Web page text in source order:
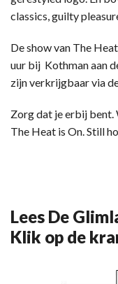
classics, guilty
De show van The
uur bij Kothman aan
zijn verkrijgbaar via
Zorg dat je erbij bent.
The Heat is On. Still
Lees De
Klik op de